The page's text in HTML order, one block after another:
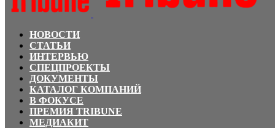
НОВОСТИ
СТАТЬИ
ИНТЕРВЬЮ
СПЕЦПРОЕКТЫ
ДОКУМЕНТЫ
КАТАЛОГ КОМПАНИЙ
В ФОКУСЕ
ПРЕМИЯ TRIBUNE
МЕДИАКИТ